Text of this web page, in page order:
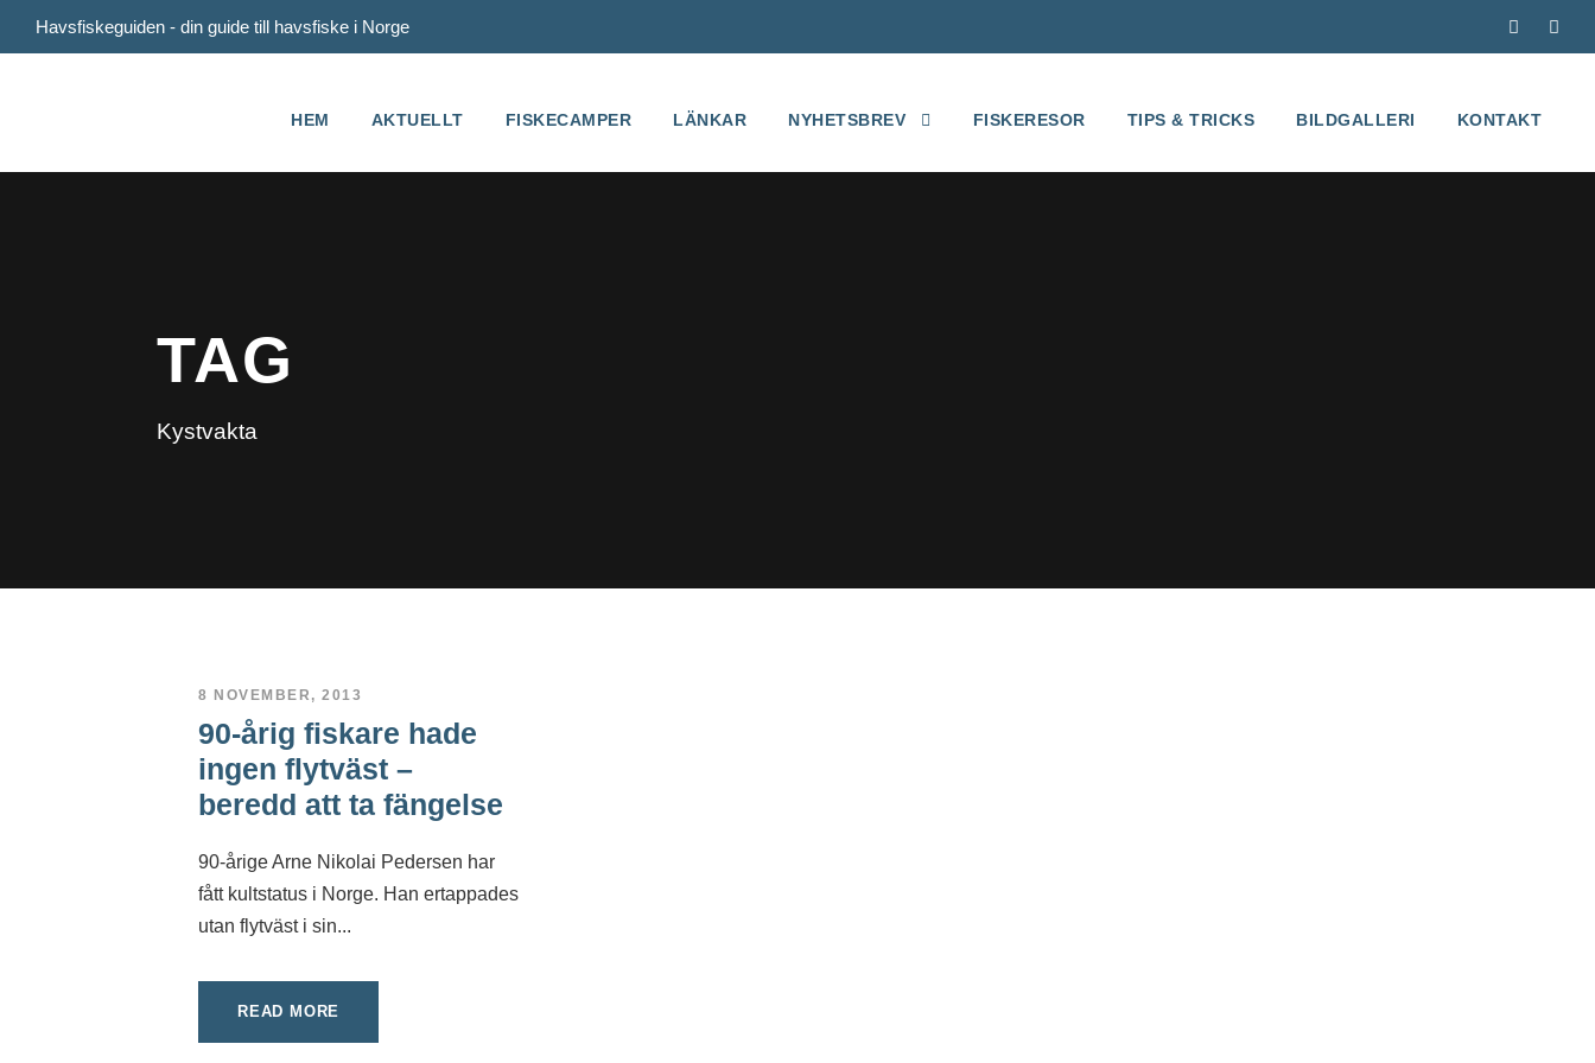
Havsfiskeguiden - din guide till havsfiske i Norge
HEM AKTUELLT FISKECAMPER LÄNKAR NYHETSBREV FISKERESOR TIPS & TRICKS BILDGALLERI KONTAKT
TAG
Kystvakta
8 NOVEMBER, 2013
90-årig fiskare hade
ingen flytväst –
beredd att ta fängelse
90-årige Arne Nikolai Pedersen har
fått kultstatus i Norge. Han ertappades
utan flytväst i sin...
READ MORE